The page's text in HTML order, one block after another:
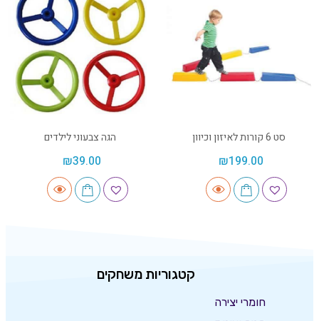
סט 6 קורות לאיזון וכיוון
₪199.00
הגה צבעוני לילדים
₪39.00
קטגוריות משחקים
חומרי יצירה